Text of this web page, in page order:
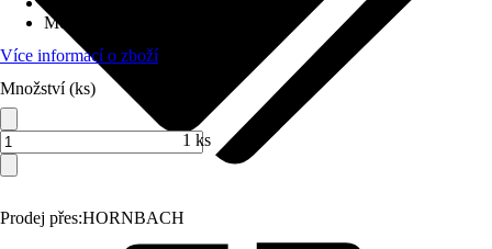
Prodej přes:HORNBACH
Možnost upevnění
Více informací o zboží
Množství (ks)
1 ks